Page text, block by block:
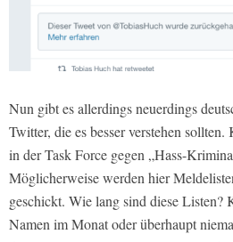
Nun gibt es allerdings neuerdings
Twitter, die es besser verstehen
in der Task Force gegen „Hass-
Möglicherweise werden hier
geschickt. Wie lang sind diese Listen?
Namen im Monat oder überhaupt